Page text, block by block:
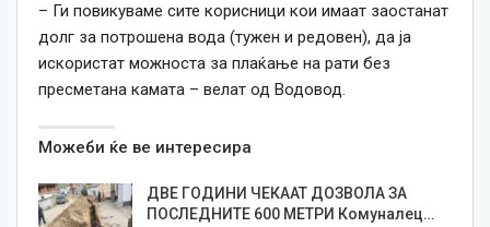
– Ги повикуваме сите корисници кои имаат заостанат
долг за потрошена вода (тужен и редовен), да ја
искористат можноста за плаќање на рати без
пресметана камата – велат од Водовод.
Можеби ќе ве интересира
ДВЕ ГОДИНИ ЧЕКААТ ДОЗВОЛА ЗА
ПОСЛЕДНИТЕ 600 МЕТРИ Комуналец…